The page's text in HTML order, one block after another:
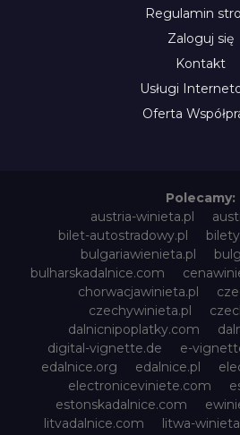
Regulamin
Zaloguj się
Kontakt
Usługi
Oferta
Polecamy:
austria-winieta.pl
bilet-autostradowy.pl
bulgariawienieta.pl
bulharskadalnice.com
chorwacjawinieta.pl
czechywinieta.pl
dalnicnipoplatky.com
digital-vignette.de
e-
edalnice.org
edalnice.pl
electroniceviniete.com
estonskadalnice.com
litvadalnice.com
litwa-